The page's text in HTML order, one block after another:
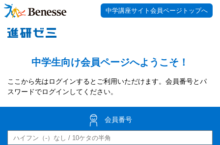
中学講座サイト会員ページトップへ
中学生向け会員ページへようこそ！
ここから先はログインするとご利用いただけます。会員番号とパ
スワードでログインしてください。
会員番号